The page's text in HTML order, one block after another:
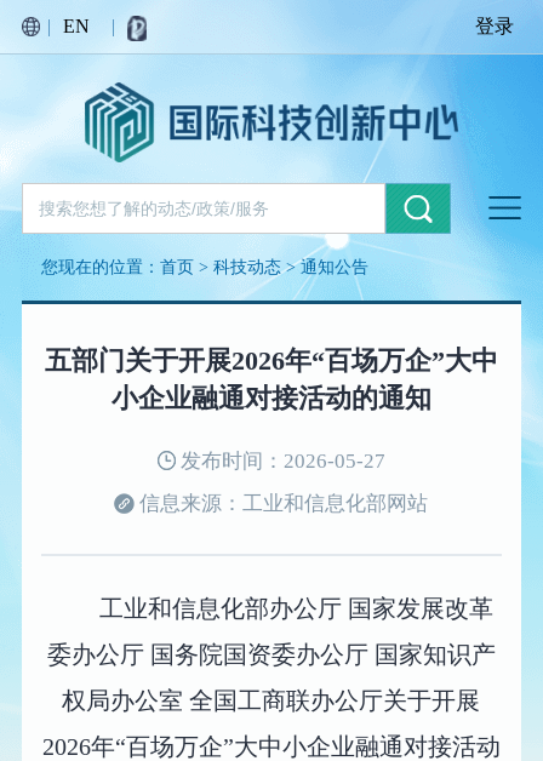
| EN | 登录
您现在的位置：首页 >科技动态>通知公告
五部门关于开展2026年“百场万企”大中
小企业融通对接活动的通知
发布时间：2026-05-27
信息来源：工业和信息化部网站
工业和信息化部办公厅 国家发展改革
委办公厅 国务院国资委办公厅 国家知识产
权局办公室 全国工商联办公厅关于开展
2026年“百场万企”大中小企业融通对接活动